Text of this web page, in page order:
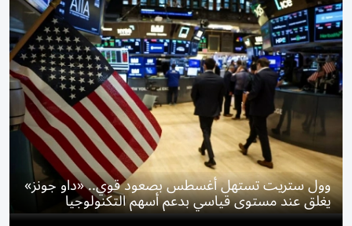
وول ستريت تستهل أغسطس بصعود قوي.. «داو جونز»
يغلق عند مستوى قياسي بدعم أسهم التكنولوجيا